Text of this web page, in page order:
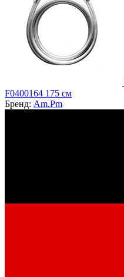
F0400164 175 см
Бренд: Am.Pm